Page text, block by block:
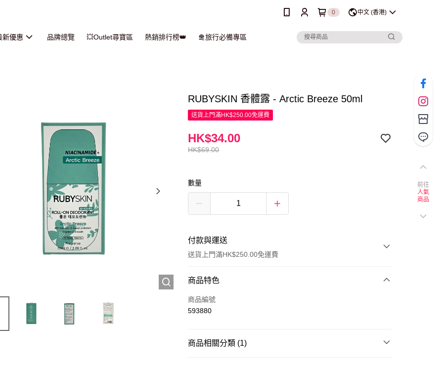
0 中文 (香港)
新優惠 品牌總覽 💥Outlet尋寶區 熱銷排行榜👑 🛅旅行必備專區
RUBYSKIN 香體露 - Arctic Breeze 50ml
送貨上門滿HK$250.00免運費
HK$69.00
HK$34.00
數量
付款與運送
送貨上門滿HK$250.00免運費
付款方式
信用卡
商品特色
商品編號
593880
商品相關分類 (1)
前往
人氣
商品